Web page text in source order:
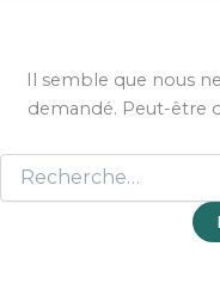
Il semble que nous
demandé. Peut-être